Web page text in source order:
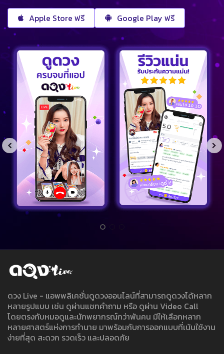
Apple Store ฟรี Google Play ฟรี
ดวง Live - แอพพลิเคชั่นดูดวงออนไลน์ที่สามารถดูดวงได้หลาก
หลายรูปแบบ เช่น ดูผ่านแชทคำถาม หรือ ดูผ่าน Video Call
โดยตรงกับหมอดูและนักพยากรณ์กว่าพันคน มีให้เลือกหลาก
หลายศาสตร์แห่งการทำนาย มาพร้อมกับการออกแบบที่เน้นใช้งาน
ง่ายที่สุด สะดวก รวดเร็ว และปลอดภัย